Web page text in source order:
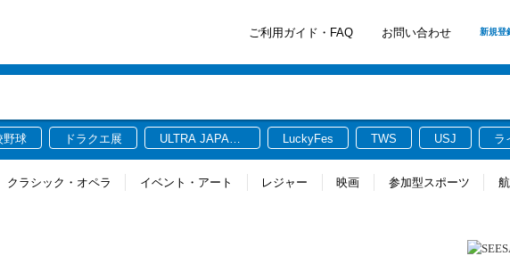
ご利用ガイド・FAQ お問い合わせ 新規登
野球 ドラクエ展
ULTRA JAPAN
LuckyFes TWS USJ ラ
クラシック・オペラ イベント・アート レジャー 映画 参加型スポーツ